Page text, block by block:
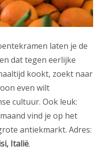
laten je de
dat tegen eerlijke
kookt, zoekt naar
even wilt
cultuur. Ook leuk:
vind je op het
antiekmarkt. Adres:
Italië.